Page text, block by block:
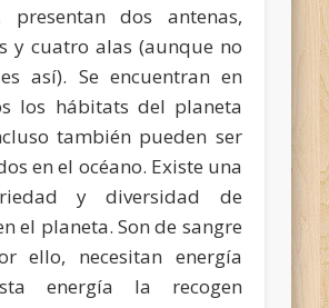
presentan dos antenas,
y cuatro alas (aunque no
así). Se encuentran en
los hábitats del planeta
también pueden ser
en el océano. Existe una
y diversidad de
el planeta. Son de sangre
ello, necesitan energía
energía la recogen